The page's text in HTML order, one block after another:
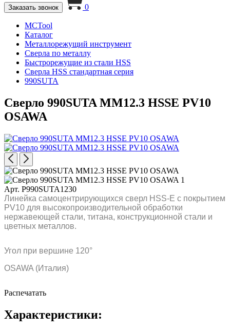
Заказать звонок 0
MCTool
Каталог
Металлорежущий инструмент
Сверла по металлу
Быстрорежущие из стали HSS
Сверла HSS стандартная серия
990SUTA
Сверло 990SUTA MM12.3 HSSE PV10
OSAWA
Арт. P990SUTA1230
Линейка самоцентрирующихся сверл HSS-E с покрытием
PV10 для высокопроизводительной обработки
нержавеющей стали, титана, конструкционной стали и
цветных металлов.
Угол при вершине 120°
OSAWA (Италия)
Распечатать
Характеристики: